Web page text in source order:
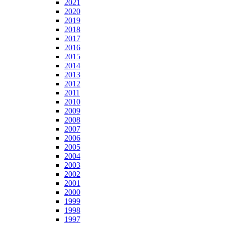
2021
2020
2019
2018
2017
2016
2015
2014
2013
2012
2011
2010
2009
2008
2007
2006
2005
2004
2003
2002
2001
2000
1999
1998
1997